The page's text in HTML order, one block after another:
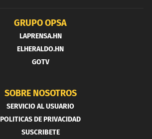
GRUPO OPSA
LAPRENSA.HN
ELHERALDO.HN
GOTV
SOBRE NOSOTROS
SERVICIO AL USUARIO
POLITICAS DE PRIVACIDAD
SUSCRIBETE